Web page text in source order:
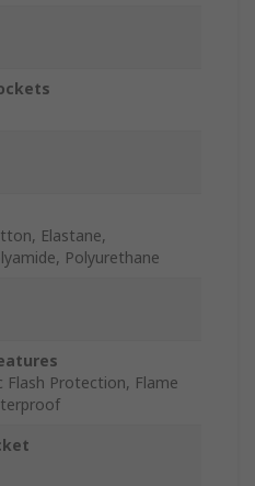
Elastane,
Polyurethane
Flash Protection, Flame